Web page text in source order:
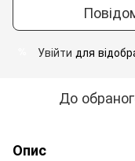
Увійти для
До
Опис